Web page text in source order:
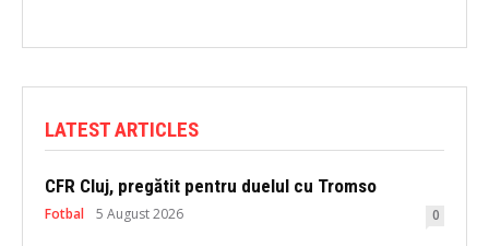
LATEST ARTICLES
CFR Cluj, pregătit pentru duelul cu Tromso
Fotbal 5 August 2026 0